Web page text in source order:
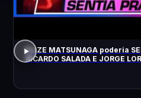
ELIZE MATSUNAGA poderia
RICARDO SALADA E JORGE